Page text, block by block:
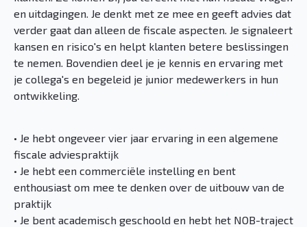
en uitdagingen. Je denkt met ze mee en geeft advies dat
verder gaat dan alleen de fiscale aspecten. Je signaleert
kansen en risico's en helpt klanten betere beslissingen
te nemen. Bovendien deel je je kennis en ervaring met
je collega's en begeleid je junior medewerkers in hun
ontwikkeling.
• Je hebt ongeveer vier jaar ervaring in een algemene
fiscale adviespraktijk
• Je hebt een commerciële instelling en bent
enthousiast om mee te denken over de uitbouw van de
praktijk
• Je bent academisch geschoold en hebt het NOB-traject